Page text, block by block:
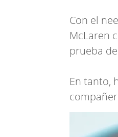
Con el
McLaren
prueba
En tanto,